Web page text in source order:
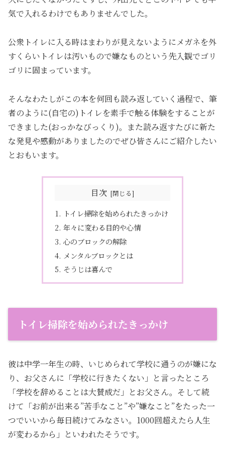
気で入れるわけでもありませんでした。
公衆トイレに入る時はまわりが見えないようにメガネを外
すくらいトイレは汚いもので嫌なものという先入観でゴリ
ゴリに固まっています。
そんなわたしがこの本を何回も読み返していく過程で、筆
者のように(自宅の)トイレを素手で触る体験をすることが
できました(おっかなびっくり)。また読み返すたびに新た
な発見や感動がありましたのでぜひ皆さんにご紹介したい
とおもいます。
目次
トイレ掃除を始められたきっかけ
年々に変わる目的や心情
心のブロックの解除
メンタルブロックとは
そうじは喜んで
トイレ掃除を始められたきっかけ
彼は中学一年生の時、いじめられて学校に通うのが嫌にな
り、お父さんに「学校に行きたくない」と言ったところ
「学校を辞めることは大賛成だ」とお父さん。そして続
けて「お前が出来る”苦手なこと”や”嫌なこと”をたった一
つでいいから毎日続けてみなさい。1000回超えたら人生
が変わるから」といわれたそうです。